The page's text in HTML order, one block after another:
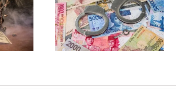
Tarihi
Doğu Türkistan Raporu:
Geçmişten Bugüne Dini
ve Etnik Baskılar